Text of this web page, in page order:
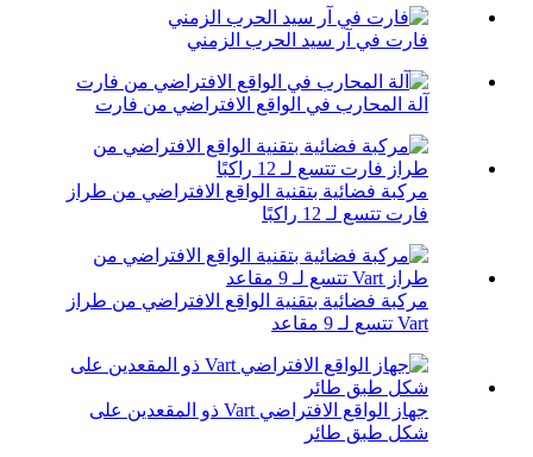
فارت في آر سيد الحرب الزمني
آلة المحارب في الواقع الافتراضي من فارت
مركبة فضائية بتقنية الواقع الافتراضي من طراز
فارت تتسع لـ 12 راكبًا
مركبة فضائية بتقنية الواقع الافتراضي من طراز
Vart تتسع لـ 9 مقاعد
جهاز الواقع الافتراضي Vart ذو المقعدين على
شكل طبق طائر